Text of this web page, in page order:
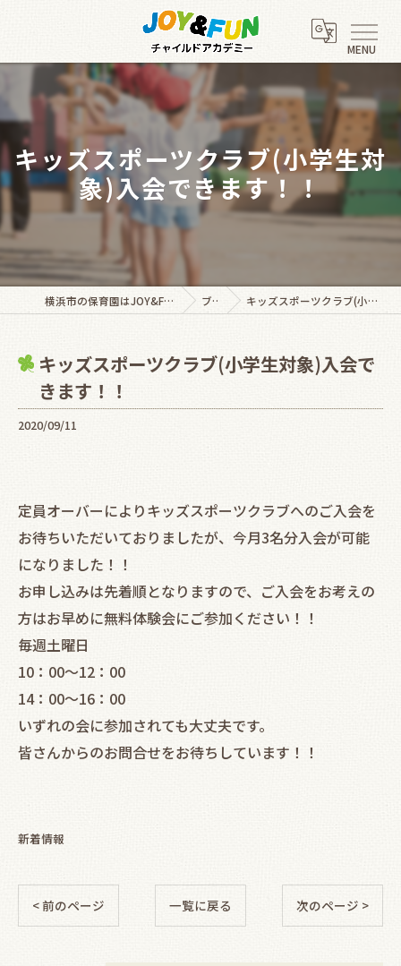
キッズスポーツクラブ(小学生対
象)入会できます！！
横浜市の保育園はJOY&FUNチャイルドアカデミー ブログ キッズスポーツクラブ(小学生対象)入会できます！！
キッズスポーツクラブ(小学生対象)入会で
きます！！
2020/09/11
定員オーバーによりキッズスポーツクラブへのご入会を
お待ちいただいておりましたが、今月3名分入会が可能
になりました！！
お申し込みは先着順となりますので、ご入会をお考えの
方はお早めに無料体験会にご参加ください！！
毎週土曜日
10：00～12：00
14：00～16：00
いずれの会に参加されても大丈夫です。
皆さんからのお問合せをお待ちしています！！
新着情報
< 前のページ 一覧に戻る 次のページ >